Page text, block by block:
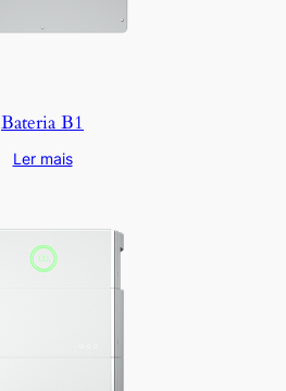
Bateria B1
Ler mais